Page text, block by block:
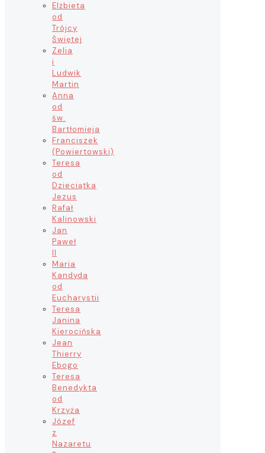
Elżbieta
od
Trójcy
Świętej
Zelia
i
Ludwik
Martin
Anna
od
św.
Bartłomieja
Franciszek
(Powiertowski)
Teresa
od
Dzieciątka
Jezus
Rafał
Kalinowski
Jan
Paweł
II
Maria
Kandyda
od
Eucharystii
Teresa
Janina
Kierocińska
Jean
Thierry
Ebogo
Teresa
Benedykta
od
Krzyża
Józef
z
Nazaretu